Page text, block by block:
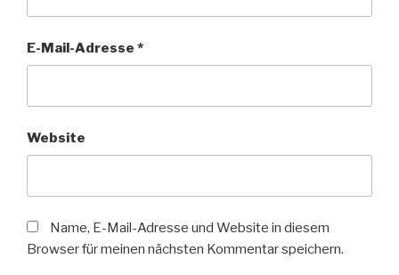
E-Mail-Adresse *
Website
Name, E-Mail-Adresse und Website in diesem
Browser für meinen nächsten Kommentar speichern.